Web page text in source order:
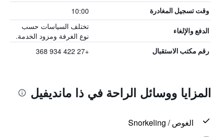
وقت تسجيل المغادرة 10:00
الدفع والإلغاء
تختلف السياسات حسب
نوع الغرفة ومزود الخدمة.
رقم مكتب الاستقبال +27 422 934 368
المزايا ووسائل الراحة في ذا مانديفيل
الغوص / Snorkeling